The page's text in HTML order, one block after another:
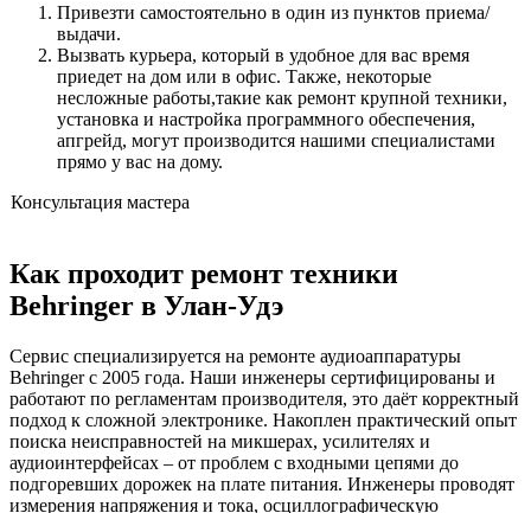
Привезти самостоятельно в один из пунктов приема/
выдачи.
Вызвать курьера, который в удобное для вас время
приедет на дом или в офис. Также, некоторые
несложные работы,такие как ремонт крупной техники,
установка и настройка программного обеспечения,
апгрейд, могут производится нашими специалистами
прямо у вас на дому.
Консультация мастера
Как проходит ремонт техники
Behringer в Улан-Удэ
Сервис специализируется на ремонте аудиоаппаратуры
Behringer с 2005 года. Наши инженеры сертифицированы и
работают по регламентам производителя, это даёт корректный
подход к сложной электронике. Накоплен практический опыт
поиска неисправностей на микшерах, усилителях и
аудиоинтерфейсах – от проблем с входными цепями до
подгоревших дорожек на плате питания. Инженеры проводят
измерения напряжения и тока, осциллографическую